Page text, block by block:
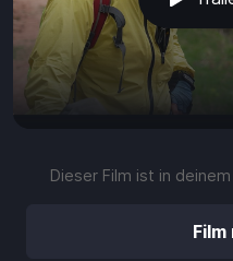
play_arrow 0:00 / 1:45
Dieser Film ist in